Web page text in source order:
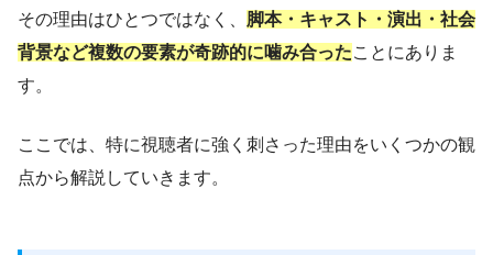
その理由はひとつではなく、 脚本・キャスト・演出・社会
背景など複数の要素が奇跡的に噛み合ったことにありま
す。
ここでは、特に視聴者に強く刺さった理由をいくつかの観
点から解説していきます。